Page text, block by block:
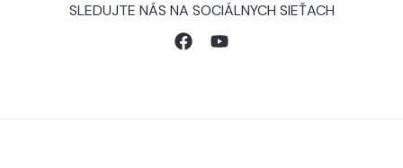
SLEDUJTE NÁS NA SOCIÁLNYCH SIEŤACH